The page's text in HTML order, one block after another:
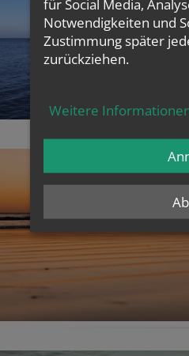
für Social Media,
Notwendigkeiten und
Zustimmung später
zurückziehen.
Weitere